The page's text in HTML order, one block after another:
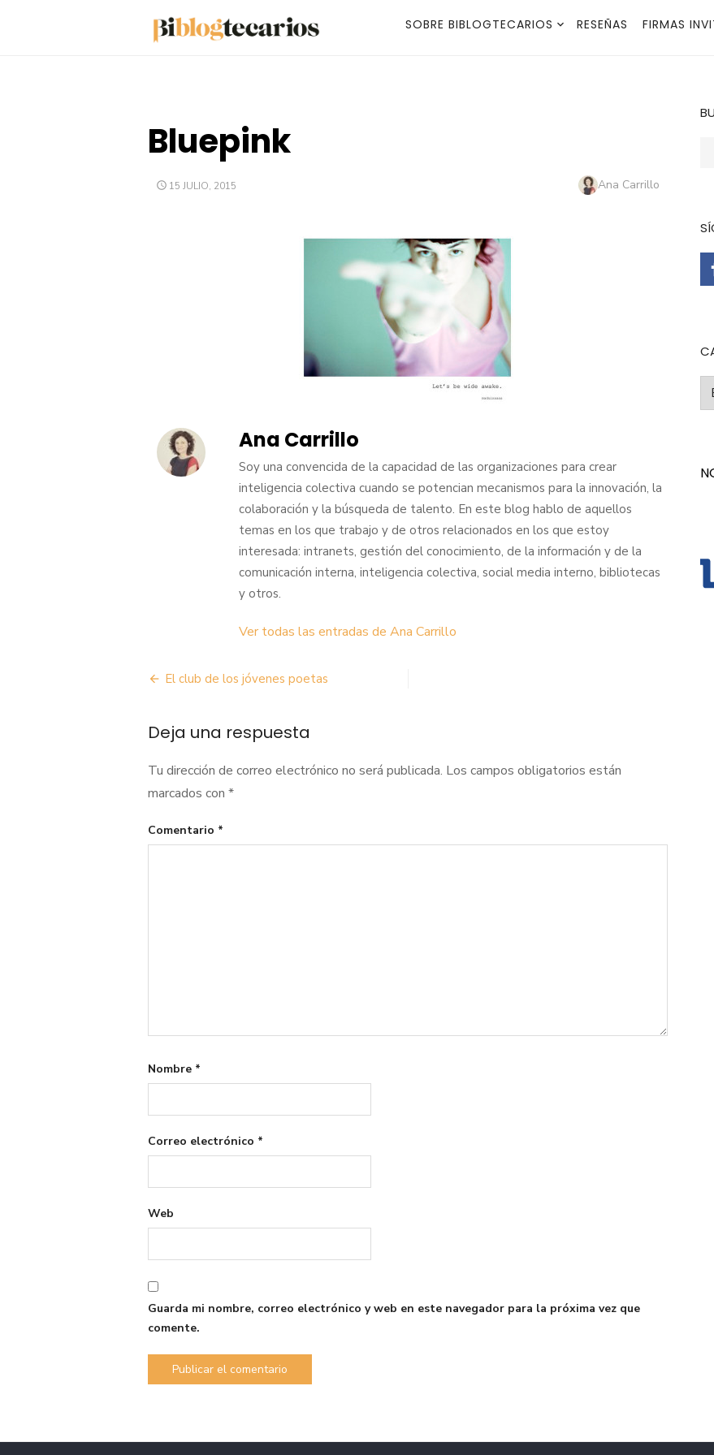
SOBRE BIBLOGTECARIOS RESEÑAS FIRMAS
Bluepink
PUBLICADO
15 JULIO, 2015 Autor
Ana Carrillo
Ana Carrillo
Soy una convencida de la capacidad de las organizaciones para crear
inteligencia colectiva cuando se potencian mecanismos para la innovación, la
colaboración y la búsqueda de talento. En este blog hablo de aquellos
temas en los que trabajo y de otros relacionados en los que estoy
interesada: intranets, gestión del conocimiento, de la información y de la
comunicación interna, inteligencia colectiva, social media interno, bibliotecas
y otros.
Ver todas las entradas de Ana Carrillo
Navegación
entradas
El club de los jóvenes poetas
Deja una respuesta
Tu dirección de correo electrónico no será publicada. Los campos obligatorios están
marcados con *
Comentario *
Nombre *
Correo electrónico *
Web
Guarda mi nombre, correo electrónico y web en este navegador para la próxima vez que
comente.